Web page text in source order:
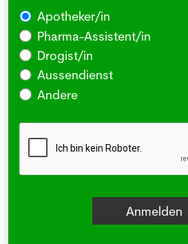
Apotheker/in
Pharma-Assistent/in
Drogist/in
Aussendienst
Andere